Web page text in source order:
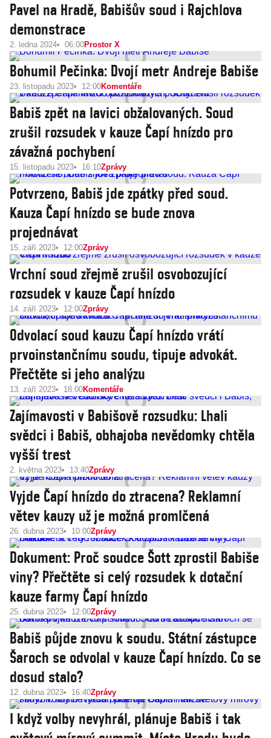
Pavel na Hradě, Babišův soud i Rajchlova
demonstrace
2. ledna 2024 06:00Prostor X
Bohumil Pečinka: Dvojí metr Andreje Babiše
23. listopadu 2023 12:00Komentáře
Babiš zpět na lavici obžalovaných. Soud
zrušil rozsudek v kauze Čapí hnízdo pro
závažná pochybení
15. listopadu 2023 16:10Zprávy
Potvrzeno, Babiš jde zpátky před soud.
Kauza Čapí hnízdo se bude znova
projednávat
15. září 2023 12:00Zprávy
Vrchní soud zřejmě zrušil osvobozující
rozsudek v kauze Čapí hnízdo
14. září 2023 12:00Zprávy
Odvolací soud kauzu Čapí hnízdo vrátí
prvoinstančnímu soudu, tipuje advokát.
Přečtěte si jeho analýzu
13. září 2023 18:00Komentáře
Zajímavosti v Babišově rozsudku: Lhali
svědci i Babiš, obhajoba nevědomky chtěla
vyšší trest
2. května 2023 13:40Zprávy
Vyjde Čapí hnízdo do ztracena? Reklamní
větev kauzy už je možná promlčená
26. dubna 2023 10:00Zprávy
Dokument: Proč soudce Šott zprostil Babiše
viny? Přečtěte si celý rozsudek k dotační
kauze farmy Čapí hnízdo
25. dubna 2023 12:00Zprávy
Babiš půjde znovu k soudu. Státní zástupce
Šaroch se odvolal v kauze Čapí hnízdo. Co se
dosud stalo?
12. dubna 2023 16:40Zprávy
I když volby nevyhrál, plánuje Babiš i tak